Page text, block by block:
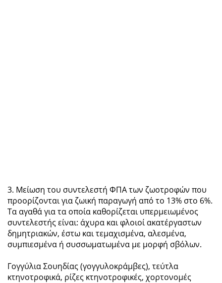
3. Μείωση του συντελεστή ΦΠΑ των ζωοτροφών που
προορίζονται για ζωική παραγωγή από το 13% στο 6%.
Τα αγαθά για τα οποία καθορίζεται υπερμειωμένος
συντελεστής είναι: άχυρα και φλοιοί ακατέργαστων
δημητριακών, έστω και τεμαχισμένα, αλεσμένα,
συμπιεσμένα ή συσσωματωμένα με μορφή σβόλων.
Γογγύλια Σουηδίας (γογγυλοκράμβες), τεύτλα
κτηνοτροφικά, ρίζες κτηνοτροφικές, χορτονομές